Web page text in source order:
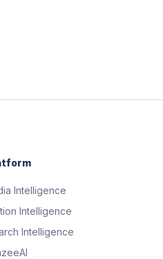
Intelligence
Intelligence
Intelligence